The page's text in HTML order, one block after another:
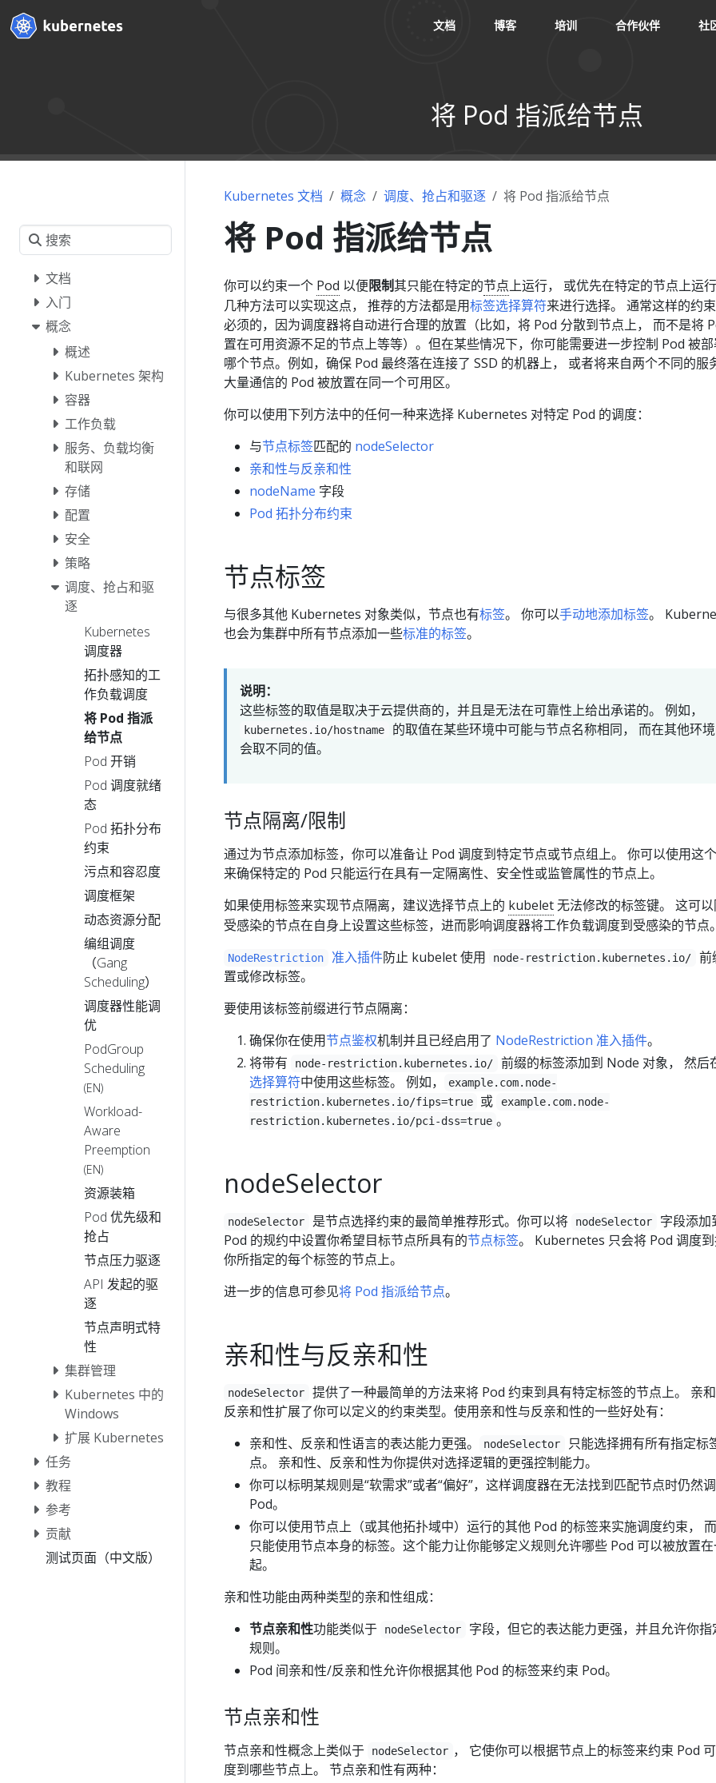
文档 博客 培训 合作伙伴 社
将 Pod 指派给节点
文档
入门
概念
概述
Kubernetes 架构
容器
工作负载
服务、负载均衡
和联网
存储
配置
安全
策略
调度、抢占和驱
逐
Kubernetes
调度器
拓扑感知的工
作负载调度
将 Pod 指派
给节点
Pod 开销
Pod 调度就绪
态
Pod 拓扑分布
约束
污点和容忍度
调度框架
动态资源分配
编组调度
（Gang
Scheduling）
调度器性能调
优
PodGroup
Scheduling
(EN)
Workload-
Aware
Preemption
(EN)
资源装箱
Pod 优先级和
抢占
节点压力驱逐
API 发起的驱
逐
节点声明式特
性
集群管理
Kubernetes 中的
Windows
扩展 Kubernetes
任务
教程
参考
贡献
测试页面（中文版）
Kubernetes 文档 概念 调度、抢占和驱逐 将 Pod 指派给节点
将 Pod 指派给节点
你可以约束一个 Pod 以便限制其只能在特定的节点上运行， 或优先在特定的节点上运
几种方法可以实现这点， 推荐的方法都是用标签选择算符来进行选择。 通常这样的约
必须的，因为调度器将自动进行合理的放置（比如，将 Pod 分散到节点上， 而不是将
置在可用资源不足的节点上等等）。但在某些情况下，你可能需要进一步控制 Pod 被
哪个节点。例如，确保 Pod 最终落在连接了 SSD 的机器上， 或者将来自两个不同的服
大量通信的 Pod 被放置在同一个可用区。
你可以使用下列方法中的任何一种来选择 Kubernetes 对特定 Pod 的调度：
与节点标签匹配的 nodeSelector
亲和性与反亲和性
nodeName 字段
Pod 拓扑分布约束
节点标签
与很多其他 Kubernetes 对象类似，节点也有标签。 你可以手动地添加标签。
也会为集群中所有节点添加一些标准的标签。
说明：
这些标签的取值是取决于云提供商的，并且是无法在可靠性上给出承诺的。 例如，
kubernetes.io/hostname
的取值在某些环境中可能与节点名称相同， 而在其他环
会取不同的值。
节点隔离/限制
通过为节点添加标签，你可以准备让 Pod 调度到特定节点或节点组上。 你可以使用这
来确保特定的 Pod 只能运行在具有一定隔离性、安全性或监管属性的节点上。
如果使用标签来实现节点隔离，建议选择节点上的 kubelet无法修改的标签键。 这可
受感染的节点在自身上设置这些标签，进而影响调度器将工作负载调度到受感染的节点。
NodeRestriction 准入插件防止 kubelet 使用 node-restriction.kubernetes.io/
前
置或修改标签。
要使用该标签前缀进行节点隔离：
确保你在使用节点鉴权机制并且已经启用了 NodeRestriction 准入插件。
将带有
node-restriction.kubernetes.io/ 前缀的标签添加到 Node 对象， 然后
选择算符中使用这些标签。 例如，
example.com.node-
restriction.kubernetes.io/fips=true
或
example.com.node-
restriction.kubernetes.io/pci-dss=true 。
nodeSelector
nodeSelector 是节点选择约束的最简单推荐形式。你可以将 nodeSelector
字段添加
Pod 的规约中设置你希望目标节点所具有的节点标签。 Kubernetes 只会将 Pod 调度
你所指定的每个标签的节点上。
进一步的信息可参见将 Pod 指派给节点。
亲和性与反亲和性
nodeSelector
提供了一种最简单的方法来将 Pod 约束到具有特定标签的节点上。 亲
反亲和性扩展了你可以定义的约束类型。使用亲和性与反亲和性的一些好处有：
亲和性、反亲和性语言的表达能力更强。
nodeSelector
只能选择拥有所有指定标
点。 亲和性、反亲和性为你提供对选择逻辑的更强控制能力。
你可以标明某规则是“软需求”或者“偏好”，这样调度器在无法找到匹配节点时仍然
Pod。
你可以使用节点上（或其他拓扑域中）运行的其他 Pod 的标签来实施调度约束，
只能使用节点本身的标签。这个能力让你能够定义规则允许哪些 Pod 可以被放置
起。
亲和性功能由两种类型的亲和性组成：
节点亲和性功能类似于 nodeSelector
字段，但它的表达能力更强，并且允许你指
规则。
Pod 间亲和性/反亲和性允许你根据其他 Pod 的标签来约束 Pod。
节点亲和性
节点亲和性概念上类似于 nodeSelector ， 它使你可以根据节点上的标签来约束 Pod
度到哪些节点上。 节点亲和性有两种：